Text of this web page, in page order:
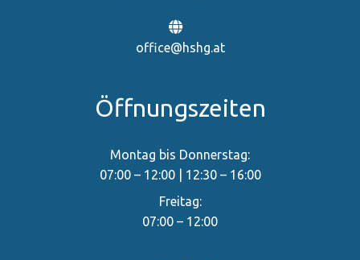
office@hshg.at
Öffnungszeiten
Montag bis Donnerstag:
07:00 – 12:00 | 12:30 – 16:00
Freitag:
07:00 – 12:00